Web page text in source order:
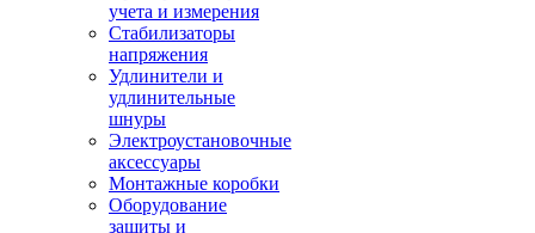
учета и измерения
Стабилизаторы
напряжения
Удлинители и
удлинительные
шнуры
Электроустановочные
аксессуары
Монтажные коробки
Оборудование
защиты и